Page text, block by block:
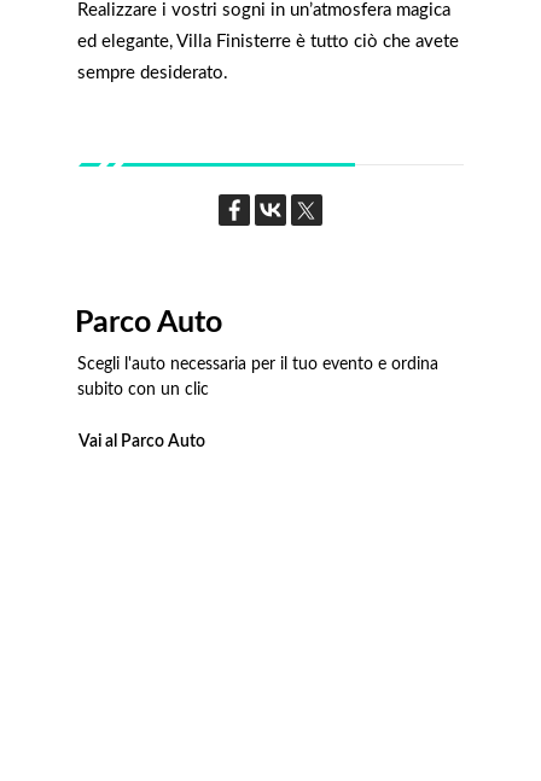
Realizzare i vostri sogni in un’atmosfera magica
ed elegante, Villa Finisterre è tutto ciò che avete
sempre desiderato.
Parco Auto
Scegli l'auto necessaria per il tuo evento e ordina
subito con un clic
Vai al Parco Auto